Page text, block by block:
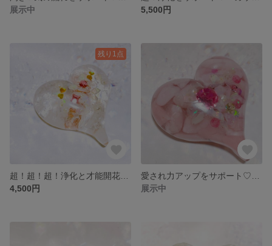
展示中
5,500円
残り1点
4,500円
展示中